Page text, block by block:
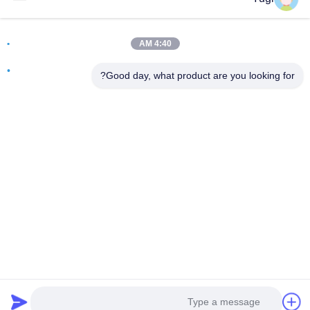
آدرس
4:40 AM
Good day, what product are you looking for?